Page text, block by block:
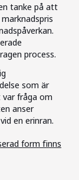
tanke på att
process.
som är
fråga om
anser
en erinran.
form finns